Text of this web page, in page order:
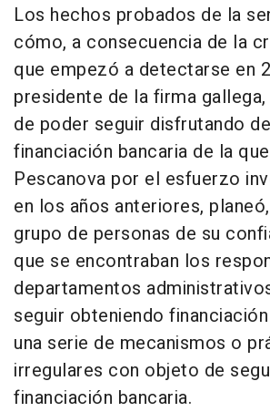
Los hechos probados de la
cómo, a consecuencia de la
que empezó a detectarse en
presidente de la firma
de poder seguir disfrutando
financiación bancaria de la
Pescanova por el esfuerzo
en los años anteriores,
grupo de personas de su
que se encontraban los
departamentos
seguir obteniendo
una serie de mecanismos o
irregulares con objeto de
financiación bancaria.